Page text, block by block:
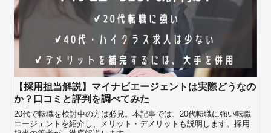
【採用担当解説】マイナビエージェントは実際どうなの
か？口コミと評判を調べてみた
20代で転職を検討中の方は必見。本記事では、20代転職に強い転職
エージェントを紹介し、メリット・デメリットも説明します。採用